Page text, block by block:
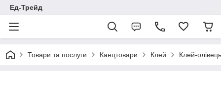
Ед-Трейд
Товари та послуги Канцтовари Клей Клей-олівець